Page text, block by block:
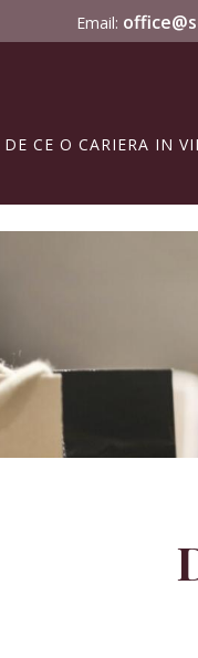
Email:
DE CE O CARIERA IN